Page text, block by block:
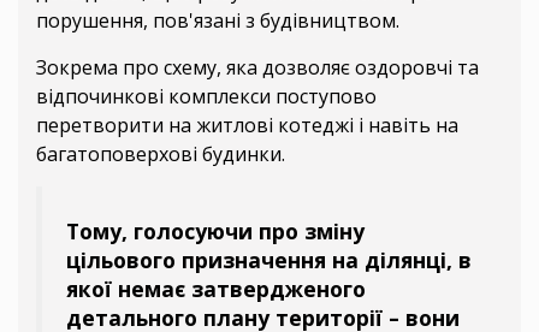
порушення, пов'язані з будівництвом.
Зокрема про схему, яка дозволяє оздоровчі та
відпочинкові комплекси поступово
перетворити на житлові котеджі і навіть на
багатоповерхові будинки.
Тому, голосуючи про зміну
цільового призначення на ділянці, в
якої немає затвердженого
детального плану території – вони